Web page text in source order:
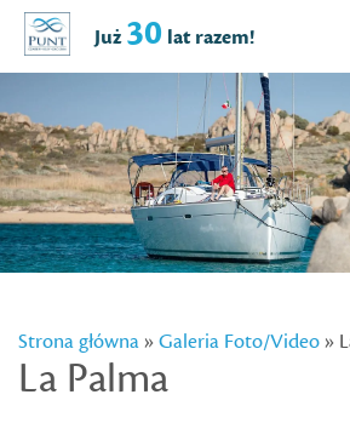
Strona główna»Galeria Foto/Video»
La Palma
Już30 lat razem!